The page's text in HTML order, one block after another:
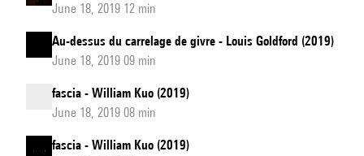
June 18, 2019 12 min
Au-dessus du carrelage de givre - Louis Goldford (2019)
June 18, 2019 09 min
fascia - William Kuo (2019)
June 18, 2019 08 min
fascia - William Kuo (2019)